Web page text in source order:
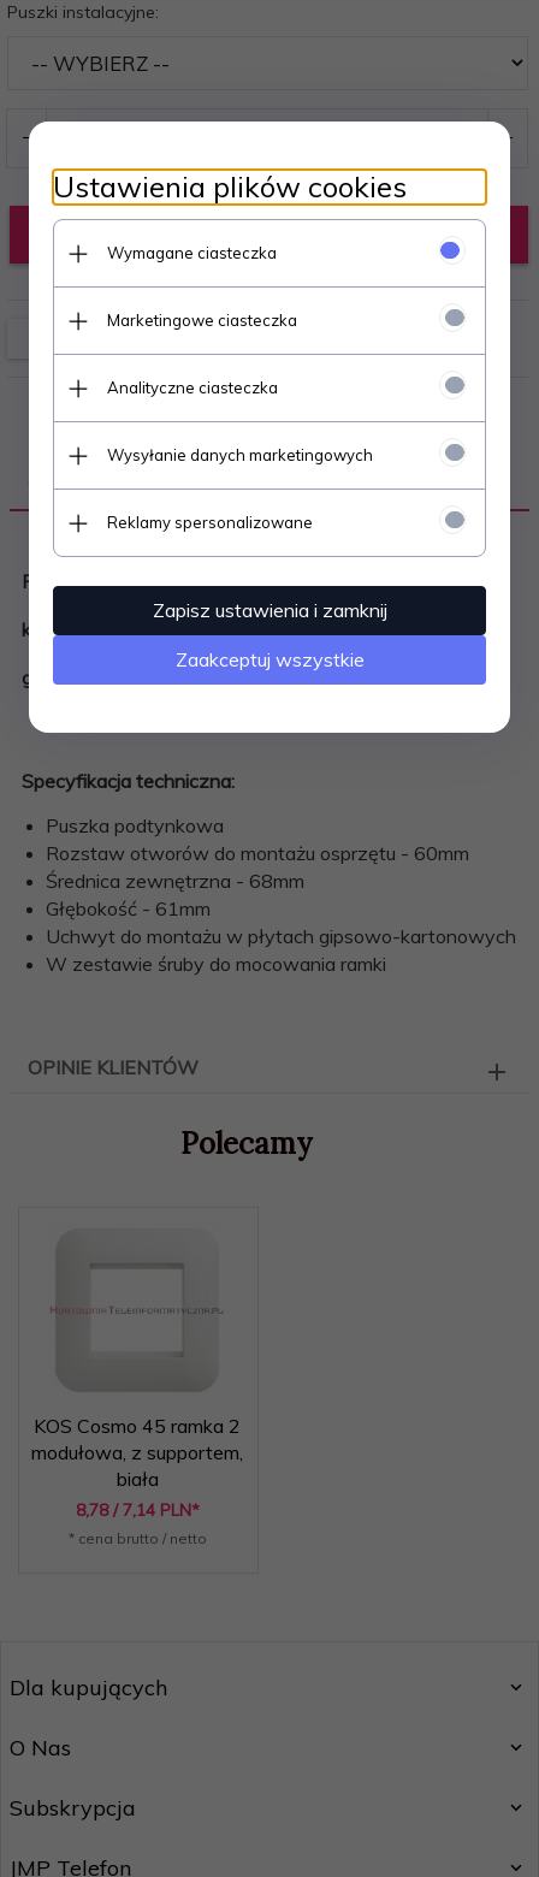
Puszki instalacyjne:
OPIS PRODUKTU
Puszka instalacyjna podtynkowa do płyt giposowo-
kartonowych fi:60mm (68x61mm) IP30 z wkrętami,
głęboka PAWBOL
Specyfikacja techniczna:
Puszka podtynkowa
Rozstaw otworów do montażu osprzętu - 60mm
Średnica zewnętrzna - 68mm
Głębokość - 61mm
Uchwyt do montażu w płytach gipsowo-kartonowych
W zestawie śruby do mocowania ramki
OPINIE KLIENTÓW
Polecamy
KOS Cosmo 45 ramka 2
modułowa, z supportem,
biała
8,78 / 7,14 PLN*
* cena brutto / netto
Dla kupujących
O Nas
Subskrypcja
JMP Telefon
Ustawienia plików cookies
Wymagane ciasteczka
Marketingowe ciasteczka
Analityczne ciasteczka
Wysyłanie danych marketingowych
Reklamy spersonalizowane
Zapisz ustawienia i zamknij
Zaakceptuj wszystkie